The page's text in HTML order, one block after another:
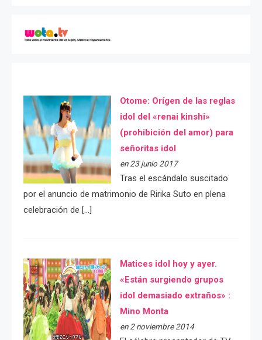
Otome: Orígen de las reglas
idol del «renai kinshi»
(prohibición del amor) para
señoritas idol
en 23 junio 2017
Tras el escándalo suscitado
por el anuncio de matrimonio de Ririka Suto en plena
celebración de […]
Matices idol hoy y ayer.
«Están surgiendo grupos
idol demasiado extraños» :
Mino Monta
en 2 noviembre 2014